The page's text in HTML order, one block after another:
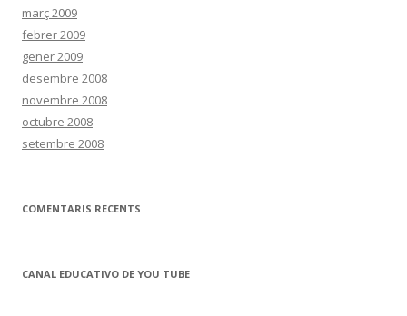
març 2009
febrer 2009
gener 2009
desembre 2008
novembre 2008
octubre 2008
setembre 2008
COMENTARIS RECENTS
CANAL EDUCATIVO DE YOU TUBE